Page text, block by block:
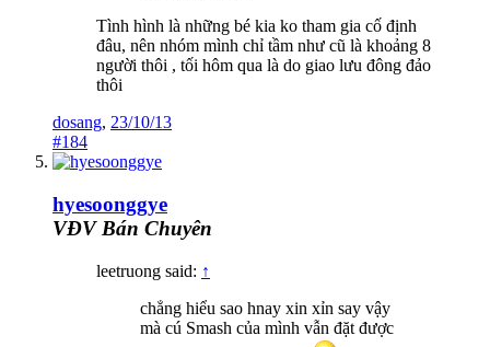
Tình hình là những bé kia ko tham gia cố định
đâu, nên nhóm mình chỉ tầm như cũ là khoảng 8
người thôi , tối hôm qua là do giao lưu đông đảo
thôi
dosang, 23/10/13
#184
hyesoonggye
VĐV Bán Chuyên
leetruong said: ↑
chẳng hiểu sao hnay xin xỉn say vậy
mà cú Smash của mình vẫn đặt được